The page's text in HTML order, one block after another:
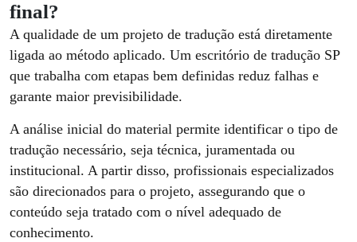
final?
A qualidade de um projeto de tradução está diretamente
ligada ao método aplicado. Um escritório de tradução SP
que trabalha com etapas bem definidas reduz falhas e
garante maior previsibilidade.
A análise inicial do material permite identificar o tipo de
tradução necessário, seja técnica, juramentada ou
institucional. A partir disso, profissionais especializados
são direcionados para o projeto, assegurando que o
conteúdo seja tratado com o nível adequado de
conhecimento.